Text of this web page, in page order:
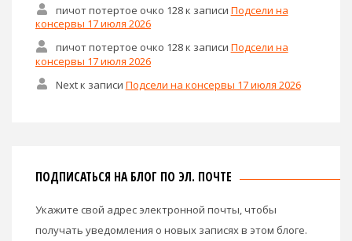
пичот потертое очко 128к записи Подсели на
консервы 17 июля 2026
пичот потертое очко 128к записи Подсели на
консервы 17 июля 2026
Nextк записи Подсели на консервы 17 июля 2026
ПОДПИСАТЬСЯ НА БЛОГ ПО ЭЛ. ПОЧТЕ
Укажите свой адрес электронной почты, чтобы
получать уведомления о новых записях в этом блоге.